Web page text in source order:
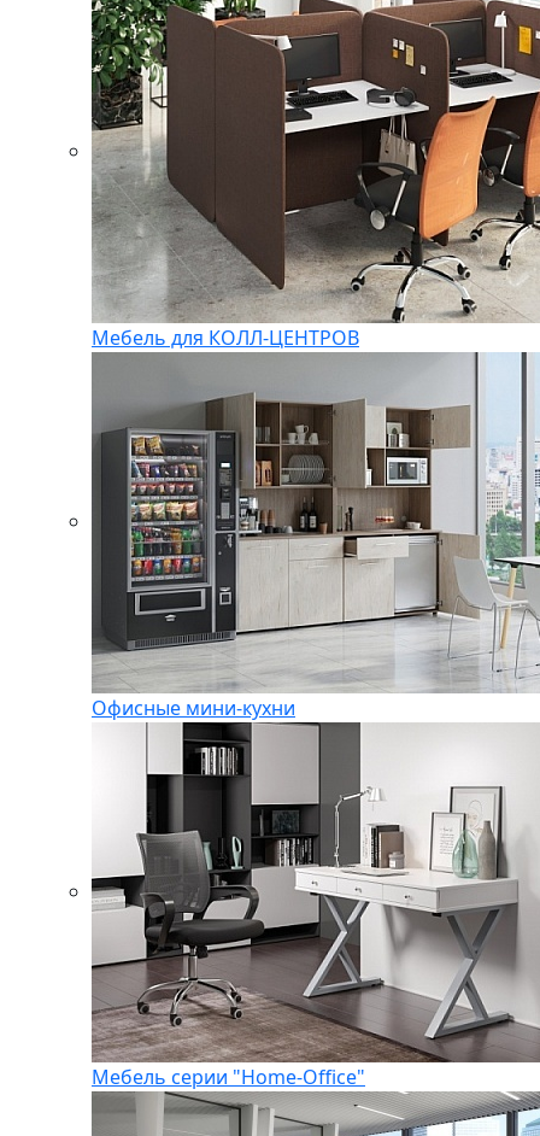
Мебель для КОЛЛ-ЦЕНТРОВ
Офисные мини-кухни
Мебель серии "Home-Office"